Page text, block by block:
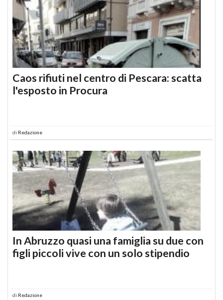
Caos rifiuti nel centro di Pescara: scatta
l'esposto in Procura
di Redazione
In Abruzzo quasi una famiglia su due con
figli piccoli vive con un solo stipendio
di Redazione